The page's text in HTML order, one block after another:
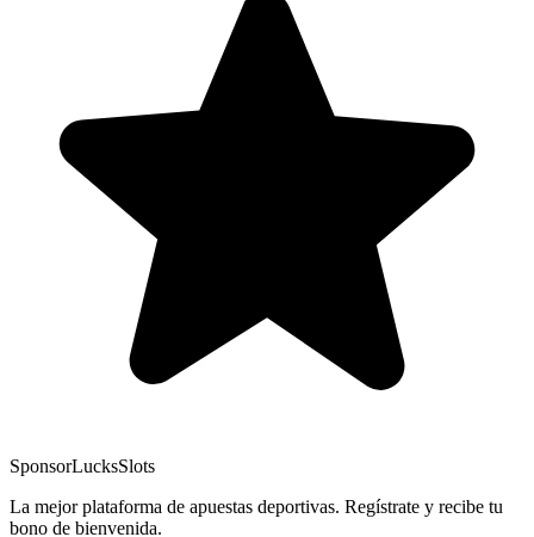
SponsorLucksSlots
La mejor plataforma de apuestas deportivas. Regístrate y recibe tu
bono de bienvenida.